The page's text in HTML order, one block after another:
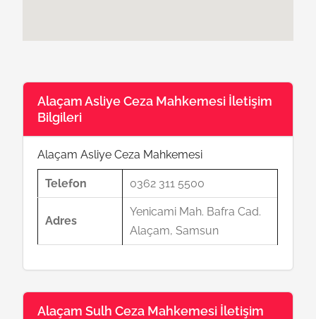
Alaçam Asliye Ceza Mahkemesi İletişim
Bilgileri
Alaçam Asliye Ceza Mahkemesi
Telefon 0362 311 5500
Adres
Yenicami Mah. Bafra Cad.
Alaçam, Samsun
Alaçam Sulh Ceza Mahkemesi İletişim